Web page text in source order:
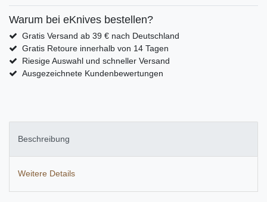
Warum bei eKnives bestellen?
Gratis Versand ab 39 € nach Deutschland
Gratis Retoure innerhalb von 14 Tagen
Riesige Auswahl und schneller Versand
Ausgezeichnete Kundenbewertungen
Beschreibung
Weitere Details